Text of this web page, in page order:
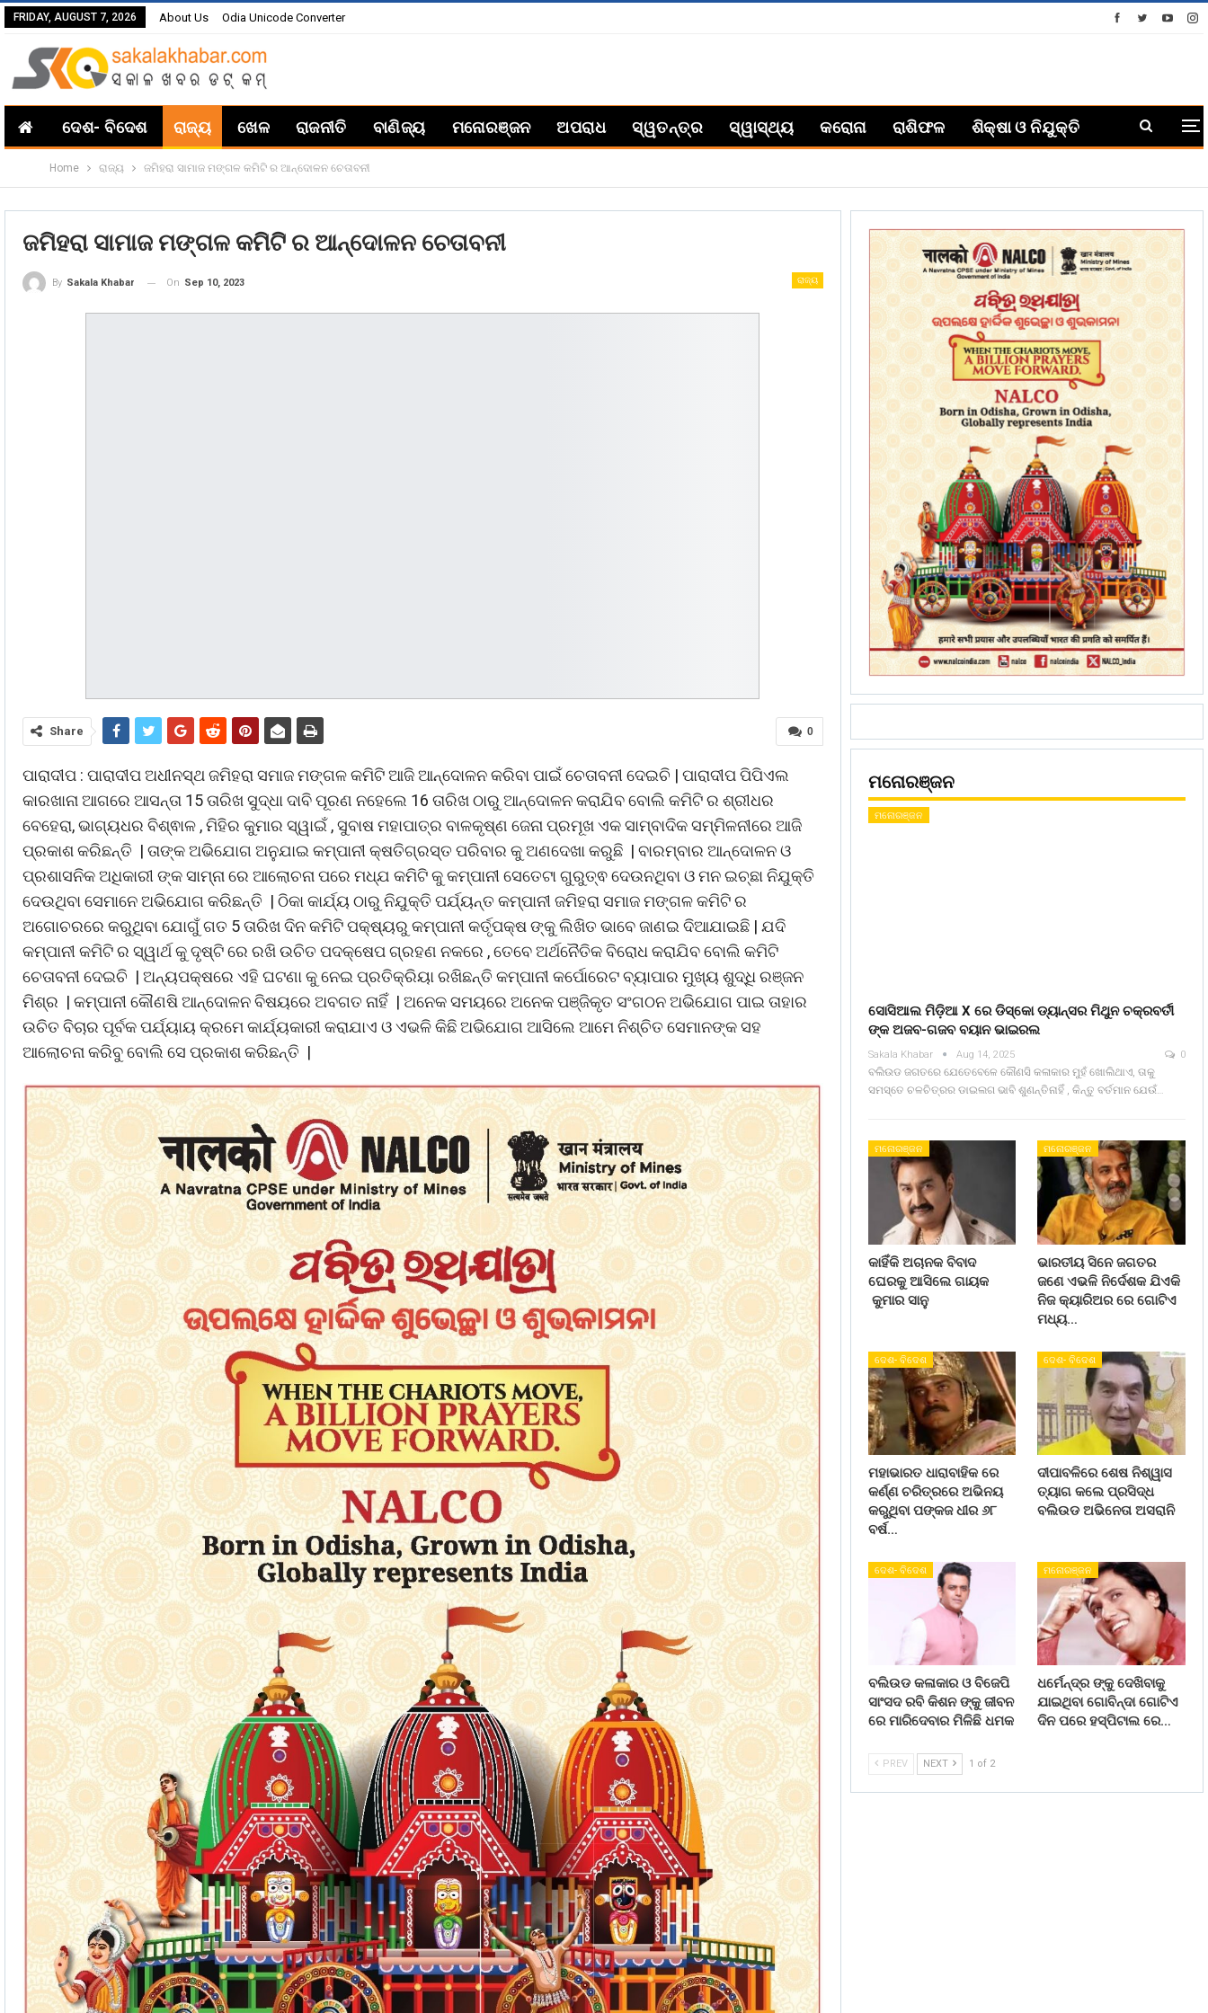
FRIDAY, AUGUST 7, 2026 About Us Odia Unicode Converter
ଦେଶ- ବିଦେଶ ରାଜ୍ୟ ଖେଳ ରାଜନୀତି ବାଣିଜ୍ୟ ମନୋରଞ୍ଜନ ଅପରାଧ ସ୍ୱତନ୍ତ୍ର ସ୍ୱାସ୍ଥ୍ୟ କରୋନା ରାଶିଫଳ ଶିକ୍ଷା ଓ ନିଯୁକ୍ତି
Home ରାଜ୍ୟ ଜମିହରା ସାମାଜ ମଙ୍ଗଳ କମିଟି ର ଆନ୍ଦୋଳନ ଚେତାବନୀ
ଜମିହରା ସାମାଜ ମଙ୍ଗଳ କମିଟି ର ଆନ୍ଦୋଳନ ଚେତାବନୀ
ରାଜ୍ୟ
By Sakala Khabar On Sep 10, 2023
0
Share
ପାରାଦୀପ : ପାରାଦୀପ ଅଧୀନସ୍ଥ ଜମିହରା ସମାଜ ମଙ୍ଗଳ କମିଟି ଆଜି ଆନ୍ଦୋଳନ କରିବା ପାଇଁ ଚେତାବନୀ ଦେଇଚି | ପାରାଦୀପ ପିପିଏଲ
କାରଖାନା ଆଗରେ ଆସନ୍ତା 15 ତାରିଖ ସୁଦ୍ଧା ଦାବି ପୂରଣ ନହେଲେ 16 ତାରିଖ ଠାରୁ ଆନ୍ଦୋଳନ କରାଯିବ ବୋଲି କମିଟି ର ଶ୍ରୀଧର
ବେହେରା, ଭାଗ୍ୟଧର ବିଶ୍ଵାଳ , ମିହିର କୁମାର ସ୍ୱାଇଁ , ସୁବାଷ ମହାପାତ୍ର ବାଳକୃଷ୍ଣ ଜେନା ପ୍ରମୂଖ ଏକ ସାମ୍ବାଦିକ ସମ୍ମିଳନୀରେ ଆଜି
ପ୍ରକାଶ କରିଛନ୍ତି | ତାଙ୍କ ଅଭିଯୋଗ ଅନୁଯାଇ କମ୍ପାନୀ କ୍ଷତିଗ୍ରସ୍ତ ପରିବାର କୁ ଅଣଦେଖା କରୁଛି | ବାରମ୍ବାର ଆନ୍ଦୋଳନ ଓ
ପ୍ରଶାସନିକ ଅଧିକାରୀ ଙ୍କ ସାମ୍ନା ରେ ଆଲୋଚନା ପରେ ମଧ୍ଯ କମିଟି କୁ କମ୍ପାନୀ ସେତେଟା ଗୁରୁତ୍ଵ ଦେଉନଥିବା ଓ ମନ ଇଚ୍ଛା ନିଯୁକ୍ତି
ଦେଉଥିବା ସେମାନେ ଅଭିଯୋଗ କରିଛନ୍ତି | ଠିକା କାର୍ଯ୍ୟ ଠାରୁ ନିଯୁକ୍ତି ପର୍ଯ୍ୟନ୍ତ କମ୍ପାନୀ ଜମିହରା ସମାଜ ମଙ୍ଗଳ କମିଟି ର
ଅଗୋଚରରେ କରୁଥିବା ଯୋଗୁଁ ଗତ 5 ତାରିଖ ଦିନ କମିଟି ପକ୍ଷ୍ୟରୁ କମ୍ପାନୀ କର୍ତୃପକ୍ଷ ଙ୍କୁ ଲିଖିତ ଭାବେ ଜାଣଇ ଦିଆଯାଇଛି | ଯଦି
କମ୍ପାନୀ କମିଟି ର ସ୍ୱାର୍ଥ କୁ ଦୃଷ୍ଟି ରେ ରଖି ଉଚିତ ପଦକ୍ଷେପ ଗ୍ରହଣ ନକରେ , ତେବେ ଅର୍ଥନୈତିକ ବିରୋଧ କରାଯିବ ବୋଲି କମିଟି
ଚେତାବନୀ ଦେଇଚି | ଅନ୍ୟପକ୍ଷରେ ଏହି ଘଟଣା କୁ ନେଇ ପ୍ରତିକ୍ରିୟା ରଖିଛନ୍ତି କମ୍ପାନୀ କର୍ପୋରେଟ ବ୍ୟାପାର ମୁଖ୍ୟ ଶୁଦ୍ଧି ରଞ୍ଜନ
ମିଶ୍ର | କମ୍ପାନୀ କୌଣଷି ଆନ୍ଦୋଳନ ବିଷୟରେ ଅବଗତ ନାହିଁ | ଅନେକ ସମୟରେ ଅନେକ ପଞ୍ଜିକୃତ ସଂଗଠନ ଅଭିଯୋଗ ପାଇ ତାହାର
ଉଚିତ ବିଚାର ପୂର୍ବକ ପର୍ଯ୍ୟାୟ କ୍ରମେ କାର୍ଯ୍ୟକାରୀ କରାଯାଏ ଓ ଏଭଳି କିଛି ଅଭିଯୋଗ ଆସିଲେ ଆମେ ନିଶ୍ଚିତ ସେମାନଙ୍କ ସହ
ଆଲୋଚନା କରିବୁ ବୋଲି ସେ ପ୍ରକାଶ କରିଛନ୍ତି |
ମନୋରଞ୍ଜନ
ମନୋରଞ୍ଜନ
ସୋସିଆଲ ମିଡ଼ିଆ X ରେ ଡିସ୍କୋ ଡ୍ୟାନ୍ସର ମିଥୁନ ଚକ୍ରବର୍ତୀ
ଙ୍କ ଅଜବ-ଗଜବ ବୟାନ ଭାଇରଲ
Sakala Khabar Aug 14, 2025 0
ବଲିଉଡ ଜଗତରେ ଯେତେବେଳେ କୌଣସି କଳାକାର ମୁହଁ ଖୋଲିଥାଏ, ତାକୁ
ସମସ୍ତେ ଚଳଚିତ୍ରର ଡାଇଲଗ ଭାବି ଶୁଣନ୍ତିନାହିଁ , କିନ୍ତୁ ବର୍ତମାନ ଯେଉଁ…
ମନୋରଞ୍ଜନ
କାହିଁକି ଅଚାନକ ବିବାଦ
ଘେରକୁ ଆସିଲେ ଗାୟକ
କୁମାର ସାନୁ
ମନୋରଞ୍ଜନ
ଭାରତୀୟ ସିନେ ଜଗତର
ଜଣେ ଏଭଳି ନିର୍ଦେଶକ ଯିଏକି
ନିଜ କ୍ୟାରିଅର ରେ ଗୋଟିଏ
ମଧ୍ୟ…
ଦେଶ- ବିଦେଶ
ମହାଭାରତ ଧାରାବାହିକ ରେ
କର୍ଣ୍ଣ ଚରିତ୍ରରେ ଅଭିନୟ
କରୁଥିବା ପଙ୍କଜ ଧୀର ୬୮
ବର୍ଷ…
ଦେଶ- ବିଦେଶ
ଦୀପାବଳିରେ ଶେଷ ନିଶ୍ୱାସ
ତ୍ୟାଗ କଲେ ପ୍ରସିଦ୍ଧ
ବଲିଉଡ ଅଭିନେତା ଅସରାନି
ଦେଶ- ବିଦେଶ
ବଲିଉଡ କଳାକାର ଓ ବିଜେପି
ସାଂସଦ ରବି କିଶନ ଙ୍କୁ ଜୀବନ
ରେ ମାରିଦେବାର ମିଳିଛି ଧମକ
ମନୋରଞ୍ଜନ
ଧର୍ମେନ୍ଦ୍ର ଙ୍କୁ ଦେଖିବାକୁ
ଯାଇଥିବା ଗୋବିନ୍ଦା ଗୋଟିଏ
ଦିନ ପରେ ହସ୍ପିଟାଲ ରେ…
PREV NEXT 1 of 2